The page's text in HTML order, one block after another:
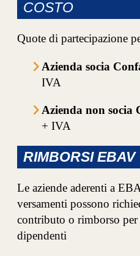
COSTO
Quote di partecipazione
Azienda socia
IVA
Azienda non socia
+ IVA
RIMBORSI EBAV
Le aziende aderenti a
versamenti possono
contributo o rimborso
dipendenti